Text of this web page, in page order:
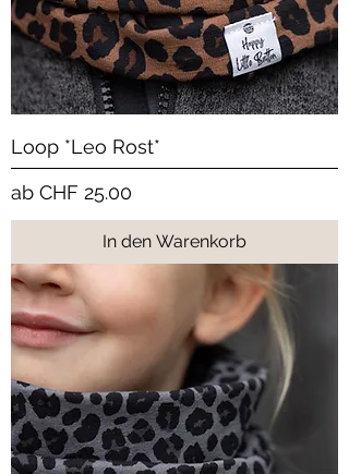
Loop *Leo Rost*
ab CHF 25.00
Sale-Preis
In den Warenkorb